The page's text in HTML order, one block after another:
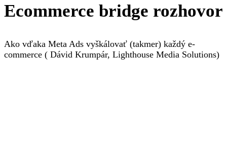
Ecommerce bridge rozhovor
Ako vďaka Meta Ads vyškálovať (takmer) každý e-
commerce ( Dávid Krumpár, Lighthouse Media Solutions)